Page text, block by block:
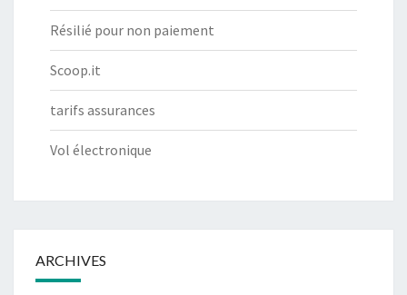
Résilié pour non paiement
Scoop.it
tarifs assurances
Vol électronique
ARCHIVES